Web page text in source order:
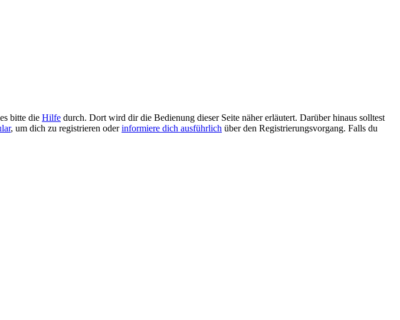
bitte die Hilfe durch. Dort wird dir die Bedienung dieser Seite näher erläutert. Darüber hinaus solltest
, um dich zu registrieren oderinformiere dich ausführlich über den Registrierungsvorgang. Falls du